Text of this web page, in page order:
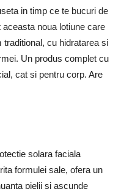
in timp ce te bucuri de
noua lotiune care
cu hidratarea si
Un produs complet cu
cat si pentru corp. Are
solara faciala
formulei sale, ofera un
pielii si ascunde